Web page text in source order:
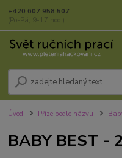
+420 607 958 507
(Po-Pá, 9-17 hod.)
Úvod Příze podle názvu
BABY BEST -